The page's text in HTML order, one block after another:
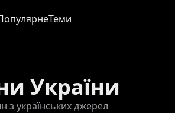
Теми
України
з українських джерел